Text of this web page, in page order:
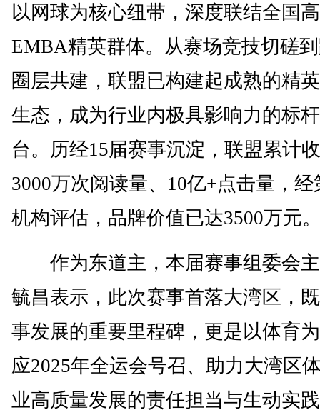
以网球为核心纽带，深度联结全国
EMBA精英群体。从赛场竞技切磋
圈层共建，联盟已构建起成熟的精
生态，成为行业内极具影响力的标
台。历经15届赛事沉淀，联盟累计
3000万次阅读量、10亿+点击量，经
机构评估，品牌价值已达3500万元
作为东道主，本届赛事组委会
毓昌表示，此次赛事首落大湾区，
事发展的重要里程碑，更是以体育
应2025年全运会号召、助力大湾区
业高质量发展的责任担当与生动实